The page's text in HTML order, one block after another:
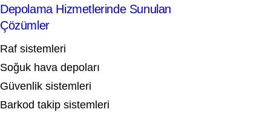
Depolama Hizmetlerinde Sunulan
Çözümler
Raf sistemleri
Soğuk hava depoları
Güvenlik sistemleri
Barkod takip sistemleri